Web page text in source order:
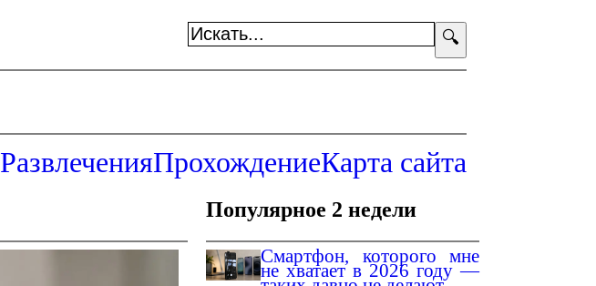
🔍
РазвлеченияПрохождениеКарта сайта
Популярное 2 недели
Смартфон, которого мне
не хватает в 2026 году —